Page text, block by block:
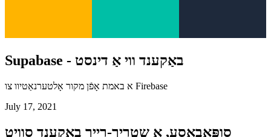
א באמת אָפֿן מקור אָלטערנאַטיוו צו Firebase